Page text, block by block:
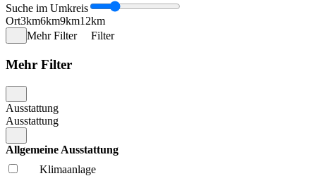
Suche im Umkreis
Ort3km6km9km12km
Mehr Filter
Filter
Mehr Filter
Ausstattung
Ausstattung
Allgemeine Ausstattung
Klima­anlage